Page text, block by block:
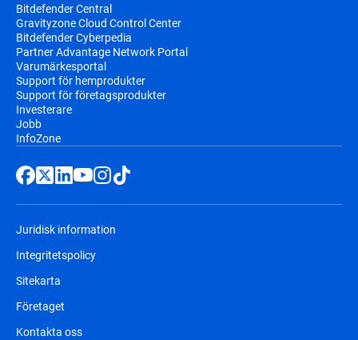
Bitdefender Central
Gravityzone Cloud Control Center
Bitdefender Cyberpedia
Partner Advantage Network Portal
Varumärkesportal
Support för hemprodukter
Support för företagsprodukter
Investerare
Jobb
InfoZone
Juridisk information
Integritetspolicy
Sitekarta
Företaget
Kontakta oss